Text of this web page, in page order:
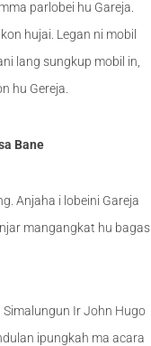
parlobei hu Gareja.
hujai. Legan ni mobil
lang sungkup mobil in,
hu Gereja.
Bane
Anjaha i lobeini Gareja
mangangkat hu bagas
Ir John Hugo
ipungkah ma acara